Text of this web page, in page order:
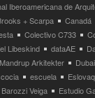
Iberoamericana de
+ Scarpa
Canadá
Colectivo C733
Libeskind dataAE
Arkitekter
Dubai
escuela
Veiga
Estudio